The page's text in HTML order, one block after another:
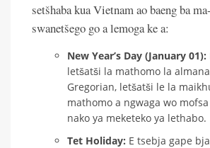
setšhaba kua Vietnam ao baeng ba
swanetšego go a lemoga ke a:
New Year’s Day (January 01):
letšatši la mathomo la
Gregorian, letšatši le la
mathomo a ngwaga wo
nako ya meketeko ya lethabo.
Tet Holiday: E tsebja gape